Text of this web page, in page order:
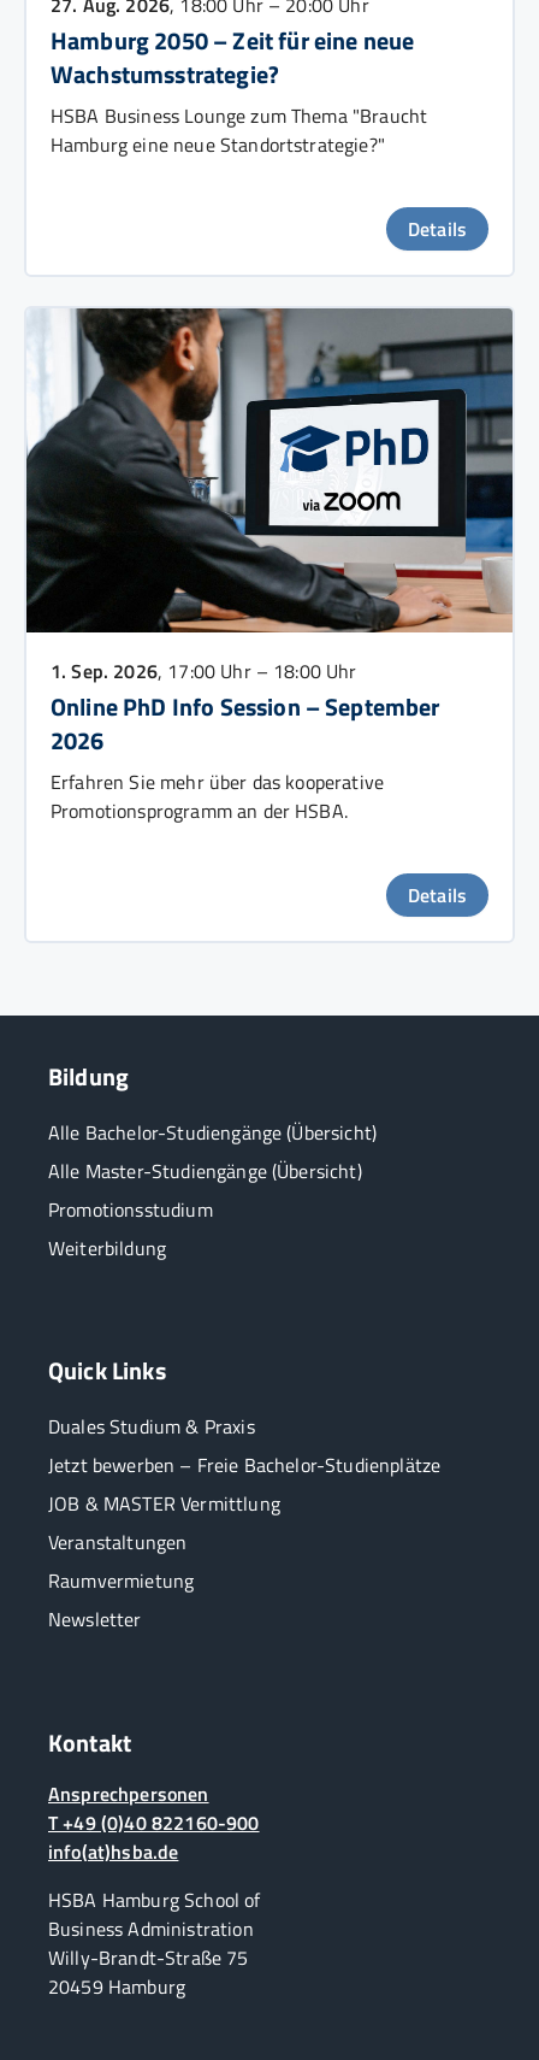
Hamburg 2050 – Zeit für eine neue
Wachstumsstrategie?
HSBA Business Lounge zum Thema "Braucht
Hamburg eine neue Standortstrategie?"
Details
1. Sep. 2026, 17:00 Uhr – 18:00 Uhr
Online PhD Info Session – September
2026
Erfahren Sie mehr über das kooperative
Promotionsprogramm an der HSBA.
Details
Bildung
Alle Bachelor-Studiengänge (Übersicht)
Alle Master-Studiengänge (Übersicht)
Promotionsstudium
Weiterbildung
Quick Links
Duales Studium & Praxis
Jetzt bewerben – Freie Bachelor-Studienplätze
JOB & MASTER Vermittlung
Veranstaltungen
Raumvermietung
Newsletter
Kontakt
Ansprechpersonen
T +49 (0)40 822160-900
info(at)hsba.de
HSBA Hamburg School of
Business Administration
Willy-Brandt-Straße 75
20459 Hamburg